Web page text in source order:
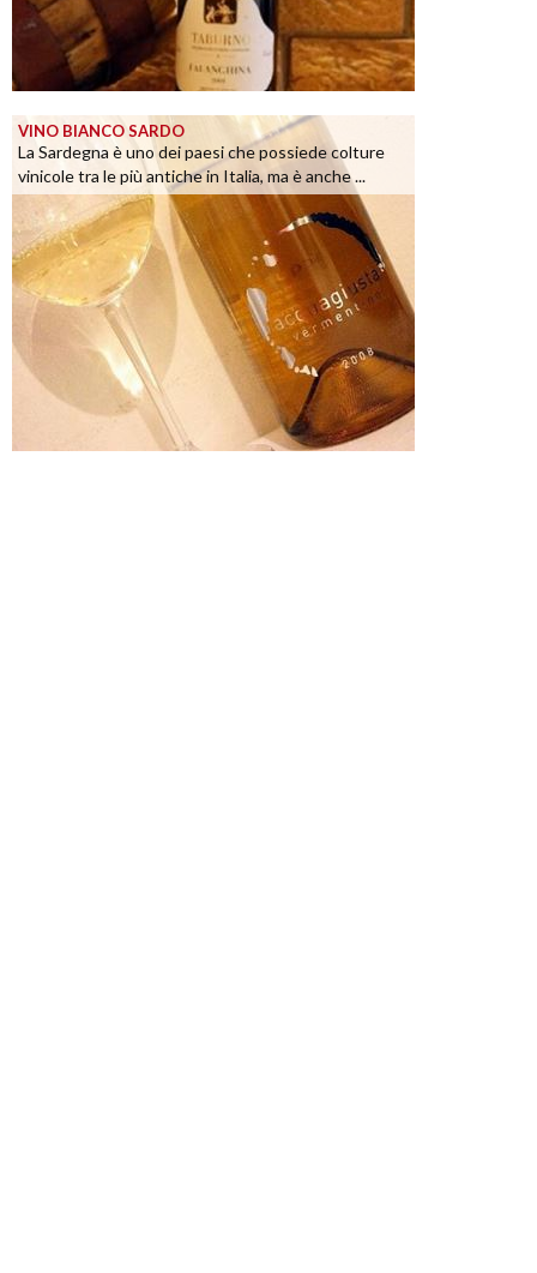
VINO BIANCO SARDO
La Sardegna è uno dei paesi che possiede colture
vinicole tra le più antiche in Italia, ma è anche ...